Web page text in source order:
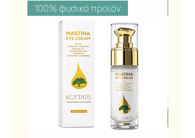
100% φυσικό προϊόν